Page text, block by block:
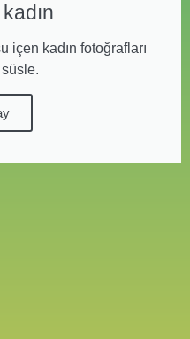
içen kadın fotoğrafları